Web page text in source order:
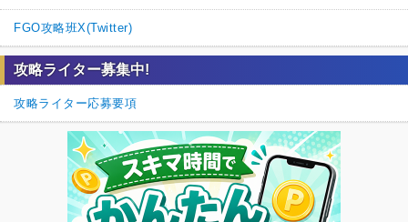
FGO攻略班X(Twitter)
攻略ライター募集中!
攻略ライター応募要項